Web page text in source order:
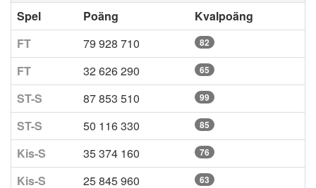
Spel Poäng
Kvalpoäng
FT
79 928 710 82
FT 32 626 290 65
ST-S 87 853 510 99
ST-S 50 116 330 85
Kis-S 35 374 160 76
Kis-S 25 845 960 63